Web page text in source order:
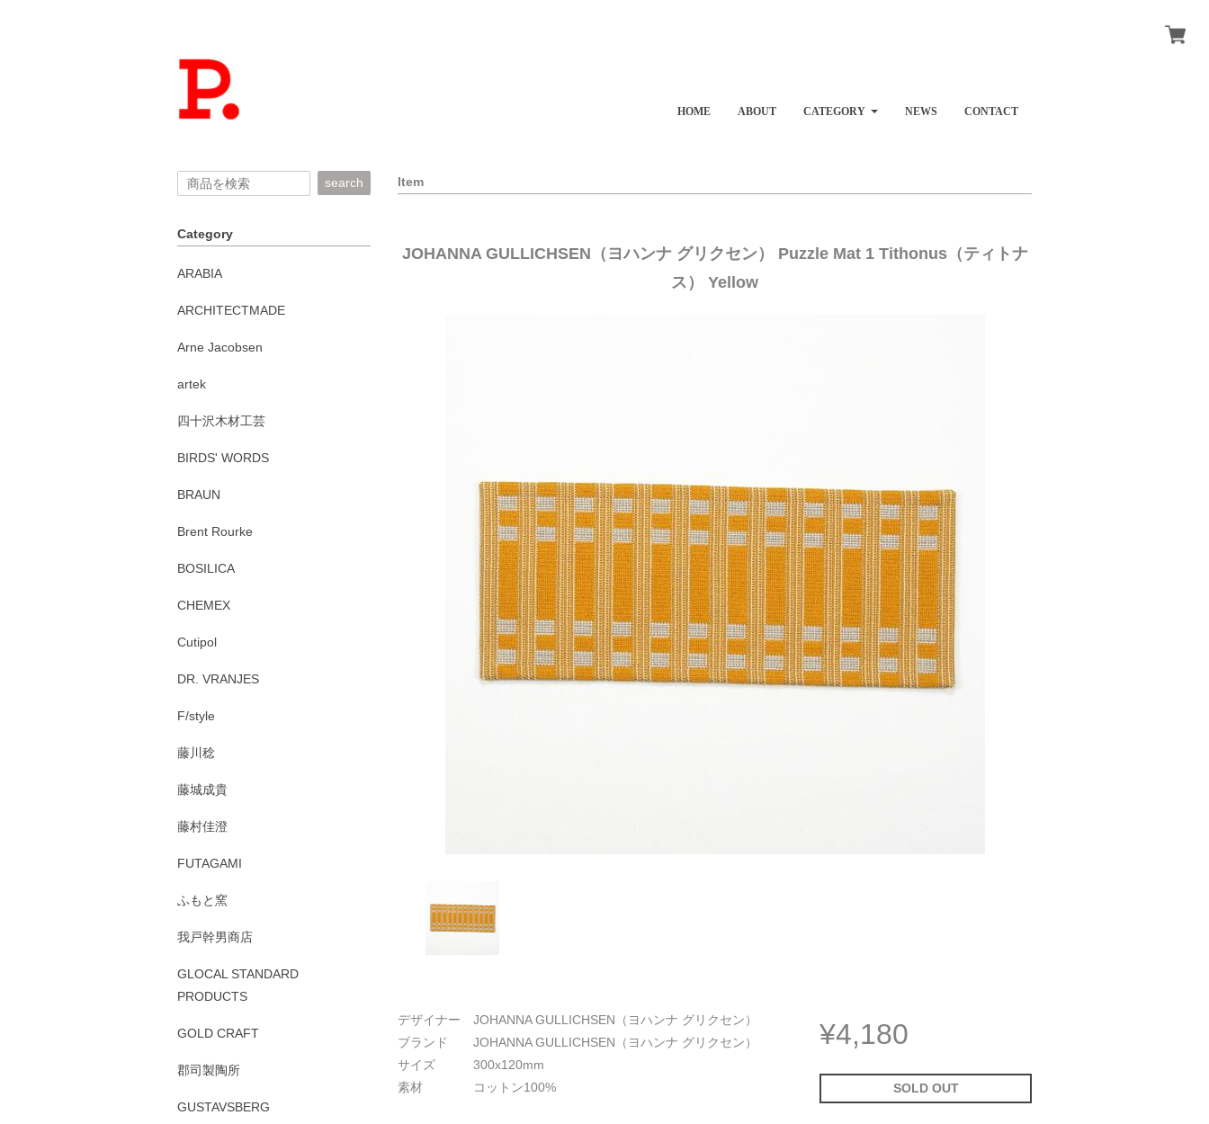
HOME ABOUT CATEGORY NEWS CONTACT
Item
JOHANNA GULLICHSEN（ヨハンナ グリクセン） Puzzle Mat 1 Tithonus（ティトナ
ス） Yellow
デザイナー JOHANNA GULLICHSEN（ヨハンナ グリクセン）
ブランド JOHANNA GULLICHSEN（ヨハンナ グリクセン）
サイズ 300x120mm
素材 コットン100%
¥4,180
SOLD OUT
search
Category
ARABIA
ARCHITECTMADE
Arne Jacobsen
artek
四十沢木材工芸
BIRDS' WORDS
BRAUN
Brent Rourke
BOSILICA
CHEMEX
Cutipol
DR. VRANJES
F/style
藤川稔
藤城成貴
藤村佳澄
FUTAGAMI
ふもと窯
我戸幹男商店
GLOCAL STANDARD
PRODUCTS
GOLD CRAFT
郡司製陶所
GUSTAVSBERG